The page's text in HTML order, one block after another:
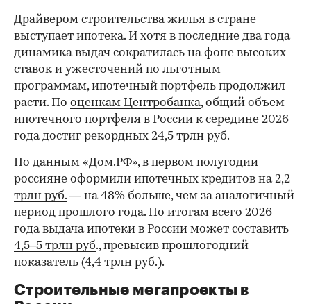
Драйвером строительства жилья в стране
выступает ипотека. И хотя в последние два года
динамика выдач сократилась на фоне высоких
ставок и ужесточений по льготным
программам, ипотечный портфель продолжил
расти. По оценкам Центробанка, общий объем
ипотечного портфеля в России к середине 2026
года достиг рекордных 24,5 трлн руб.
По данным «Дом.РФ», в первом полугодии
россияне оформили ипотечных кредитов на2,2
трлн руб. — на 48% больше, чем за аналогичный
период прошлого года. По итогам всего 2026
года выдача ипотеки в России может составить
4,5–5 трлн руб., превысив прошлогодний
показатель (4,4 трлн руб.).
Строительные мегапроекты в